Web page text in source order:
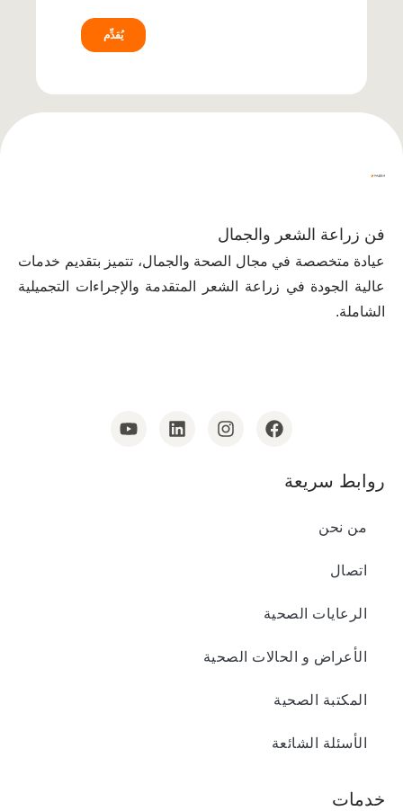
خدمات
روابط سريعة
من نحن
اتصال
الرعايات الصحية
الأعراض و الحالات الصحية
المكتبة الصحية
الأسئلة الشائعة
فن زراعة الشعر والجمال
عيادة متخصصة في مجال الصحة والجمال، تتميز بتقديم خدمات
عالية الجودة في زراعة الشعر المتقدمة والإجراءات التجميلية
الشاملة.